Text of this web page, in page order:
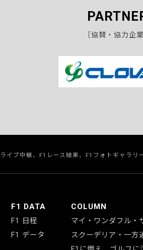
［協賛・協力企業
イブ中継、F1レース結果、F1フォトギャラ
F1 DATA
F1 日程
F1 データ
COLUMN
マイ・ワンダフル・
スクーデリア・一方